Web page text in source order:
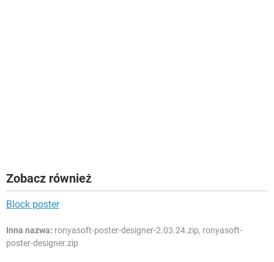
Zobacz również
Block poster
Inna nazwa: ronyasoft-poster-designer-2.03.24.zip, ronyasoft-
poster-designer.zip